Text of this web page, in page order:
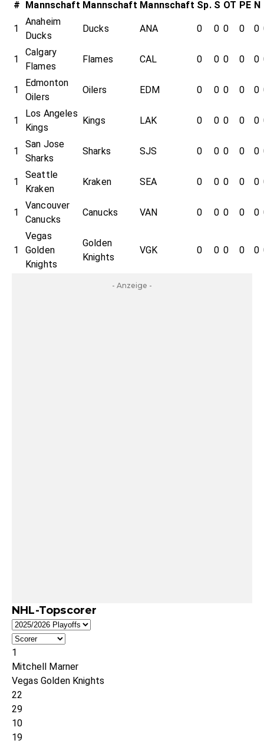
# Mannschaft Mannschaft Mannschaft Sp. S OT PE N
1
Anaheim
Ducks
Ducks ANA 0 0 0 0 0
1
Calgary
Flames
Flames CAL 0 0 0 0 0
1
Edmonton
Oilers
Oilers EDM 0 0 0 0 0
1
Los Angeles
Kings
Kings LAK 0 0 0 0 0
1
San Jose
Sharks
Sharks SJS 0 0 0 0 0
1
Seattle
Kraken
Kraken SEA 0 0 0 0 0
1
Vancouver
Canucks
Canucks VAN 0 0 0 0 0
1
Vegas
Golden
Knights
Golden
Knights
VGK 0 0 0 0 0
- Anzeige -
NHL-Topscorer
1
Mitchell Marner
Vegas Golden Knights
22
29
10
19